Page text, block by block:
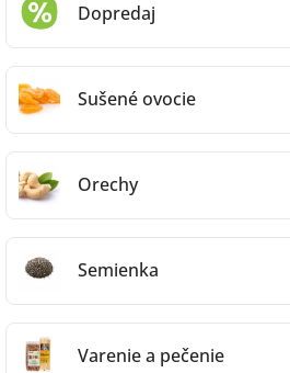
Dopredaj
Sušené ovocie
Orechy
Semienka
Varenie a pečenie